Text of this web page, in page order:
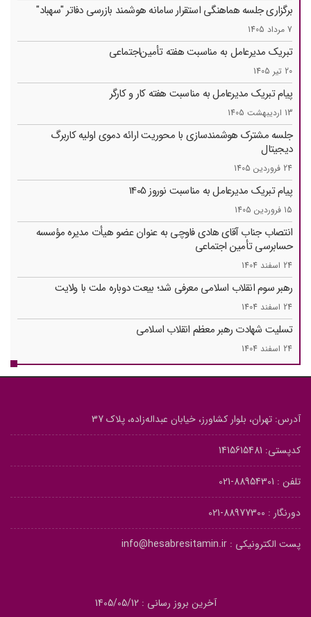
برگزاری جلسه هماهنگی استقرار سامانه هوشمند بازرسی دفاتر "سهباد"
7 مرداد 1405
تبریک مدیرعامل به مناسبت هفته تأمین‌اجتماعی
20 تیر 1405
پیام تبریک مدیرعامل به مناسبت هفته کار و کارگر
13 اردیبهشت 1405
جلسه مشترک هوشمندسازی با محوریت ارائه دموی اولیه کاربرگ
دیجیتال
24 فروردین 1405
پیام تبریک مدیرعامل به مناسبت نوروز 1405
15 فروردین 1405
انتصاب جناب آقای هادی فاوچی به عنوان عضو هیأت مدیره مؤسسه
حسابرسی تأمین ‌اجتماعی
24 اسفند 1404
رهبر سوم انقلاب اسلامی معرفی شد؛ بیعت دوباره ملت با ولایت
24 اسفند 1404
تسلیت شهادت رهبر معظم انقلاب اسلامی
24 اسفند 1404
آدرس: تهران، بلوار کشاورز، خیابان عبداله‌زاده، پلاک 37
کدپستی: 1415615481
تلفن : 88954301-021
دورنگار : 88977300-021
پست الکترونیکی : info@hesabresitamin.ir
آخرین بروز رسانی : 1405/05/12